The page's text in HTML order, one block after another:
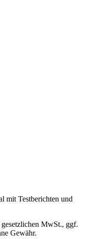
mit Testberichten und
MwSt., ggf.
Gewähr.